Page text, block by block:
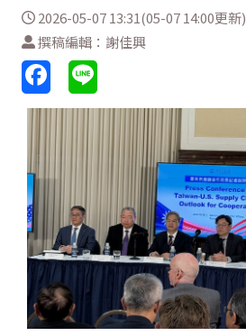
2026-05-07 13:31(05-07 14:00更新)
撰稿編輯：謝佳興